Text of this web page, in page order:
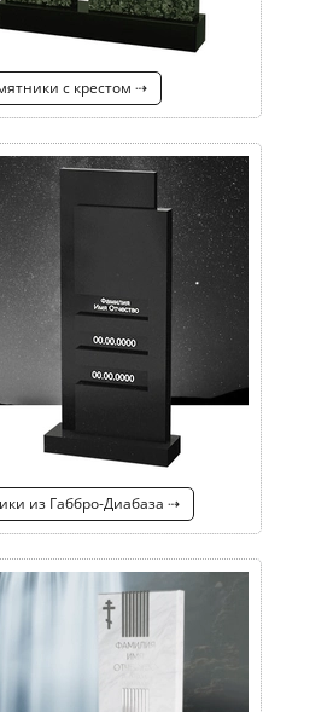
с крестом ⇢
из Габбро-Диабаза ⇢